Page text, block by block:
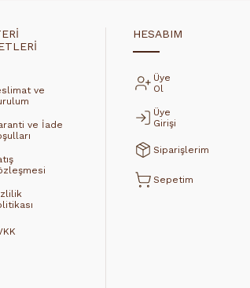
ve
ve İade
HESABIM
Üye
Ol
Üye
Girişi
Siparişlerim
Sepetim